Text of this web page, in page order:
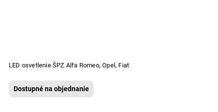
LED osvetlenie ŠPZ Alfa Romeo, Opel, Fiat
Dostupné na objednanie